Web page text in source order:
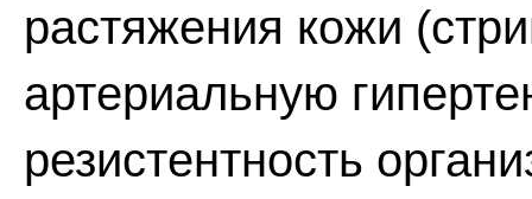
растяжения кожи
артериальную
резистентность